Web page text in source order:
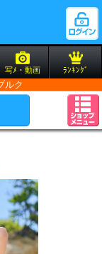
写ﾒ・動画 ﾗﾝｷﾝｸﾞ
ルク